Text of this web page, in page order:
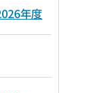
年度